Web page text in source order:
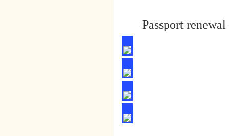
Passport